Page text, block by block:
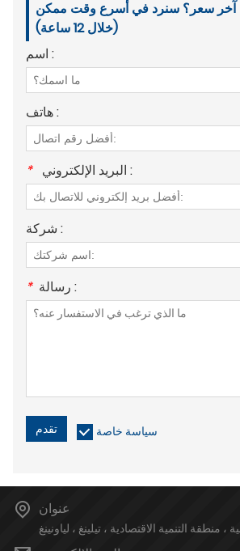
آخر سعر؟ سنرد في أسرع وقت ممكن
(خلال 12 ساعة)
اسم :
هاتف :
* البريد الإلكتروني :
شركة :
* رسالة :
تقدم سياسة خاصة
عنوان
منطقة التنمية الاقتصادية ، تيلينغ ، لياونينغ